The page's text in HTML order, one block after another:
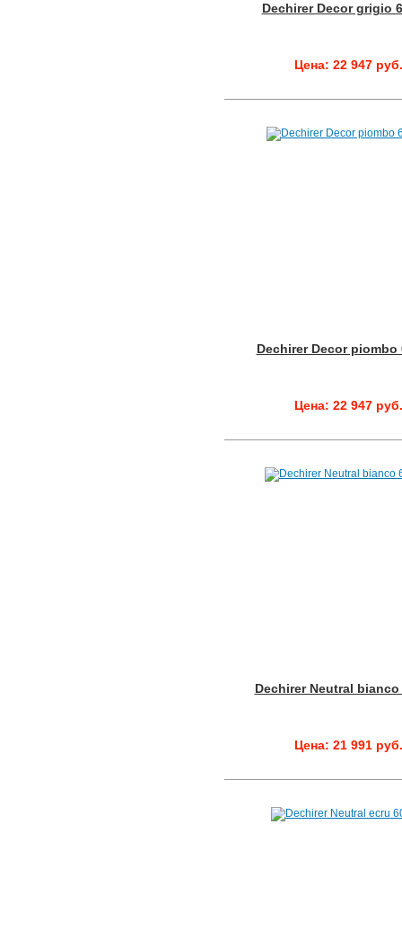
Dechirer Decor grigio
Цена: 22 947 руб.
Dechirer Decor piombo
Цена: 22 947 руб.
Dechirer Neutral bianco
Цена: 21 991 руб.